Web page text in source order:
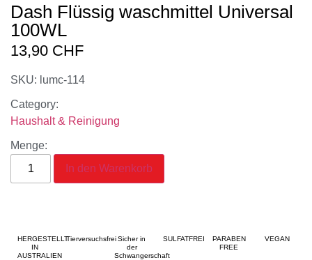
Dash Flüssig waschmittel Universal
100WL
13,90 CHF
SKU: lumc-114
Category:
Haushalt & Reinigung
Menge:
In den Warenkorb
HERGESTELLT
IN
AUSTRALIEN
Tierversuchsfrei Sicher in
der
Schwangerschaft
SULFATFREI
PARABEN
FREE
VEGAN